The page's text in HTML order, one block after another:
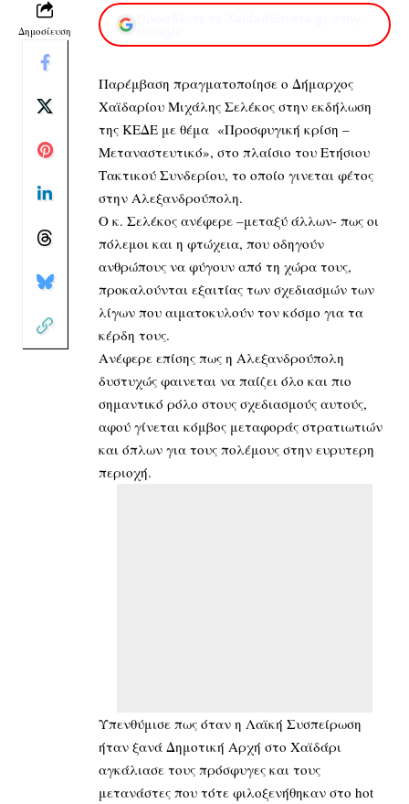
Δημοσίευση
Παρέμβαση πραγματοποίησε ο Δήμαρχος
Χαϊδαρίου Μιχάλης Σελέκος στην εκδήλωση
της ΚΕΔΕ με θέμα «Προσφυγική κρίση –
Μεταναστευτικό», στο πλαίσιο του Ετήσιου
Τακτικού Συνδερίου, το οποίο γινεται φέτος
στην Αλεξανδρούπολη.
Ο κ. Σελέκος ανέφερε –μεταξύ άλλων- πως οι
πόλεμοι και η φτώχεια, που οδηγούν
ανθρώπους να φύγουν από τη χώρα τους,
προκαλούνται εξαιτίας των σχεδιασμών των
λίγων που αιματοκυλούν τον κόσμο για τα
κέρδη τους.
Ανέφερε επίσης πως η Αλεξανδρούπολη
δυστυχώς φαινεται να παίζει όλο και πιο
σημαντικό ρόλο στους σχεδιασμούς αυτούς,
αφού γίνεται κόμβος μεταφοράς στρατιωτιών
και όπλων για τους πολέμους στην ευρυτερη
περιοχή.
Υπενθύμισε πως όταν η Λαϊκή Συσπείρωση
ήταν ξανά Δημοτική Αρχή στο Χαϊδάρι
αγκάλιασε τους πρόσφυγες και τους
μετανάστες που τότε φιλοξενήθηκαν στο hot